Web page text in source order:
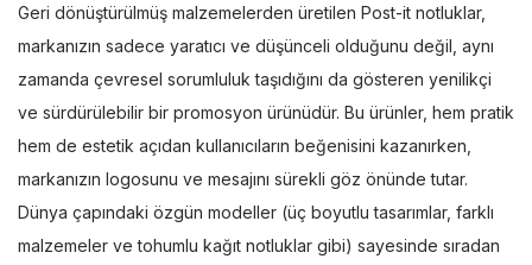
Geri dönüştürülmüş malzemelerden üretilen Post-it notluklar,
markanızın sadece yaratıcı ve düşünceli olduğunu değil, aynı
zamanda çevresel sorumluluk taşıdığını da gösteren yenilikçi
ve sürdürülebilir bir promosyon ürünüdür. Bu ürünler, hem pratik
hem de estetik açıdan kullanıcıların beğenisini kazanırken,
markanızın logosunu ve mesajını sürekli göz önünde tutar.
Dünya çapındaki özgün modeller (üç boyutlu tasarımlar, farklı
malzemeler ve tohumlu kağıt notluklar gibi) sayesinde sıradan